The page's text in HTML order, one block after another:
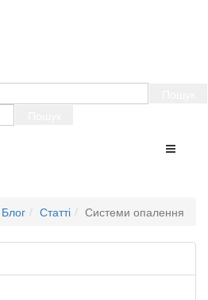
Блог Статті Системи опалення